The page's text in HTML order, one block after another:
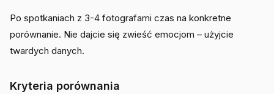
Po spotkaniach z 3-4 fotografami czas na konkretne
porównanie. Nie dajcie się zwieść emocjom – użyjcie
twardych danych.
Kryteria porównania